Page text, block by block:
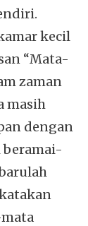
kecil
“Mata-
zaman
masih
dengan